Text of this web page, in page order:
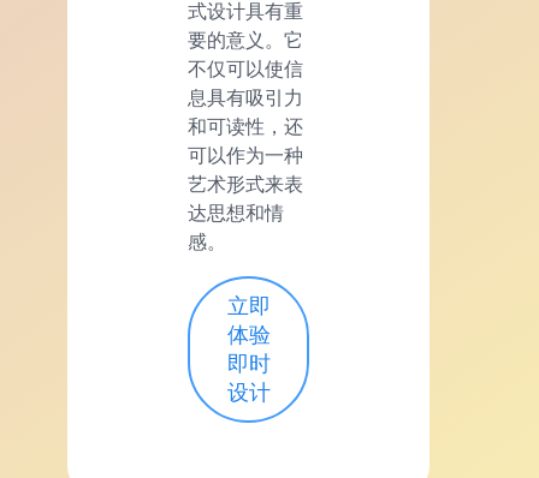
式设计具有重
要的意义。它
不仅可以使信
息具有吸引力
和可读性，还
可以作为一种
艺术形式来表
达思想和情
感。
立即
体验
即时
设计